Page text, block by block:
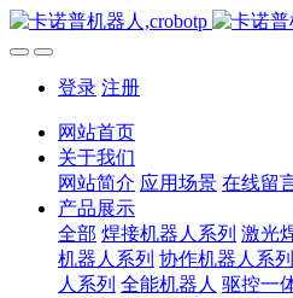
登录 注册
网站首页
关于我们
网站简介 应用场景 在线留
产品展示
全部 焊接机器人系列 激光
机器人系列 协作机器人系列
人系列 全能机器人 驱控一